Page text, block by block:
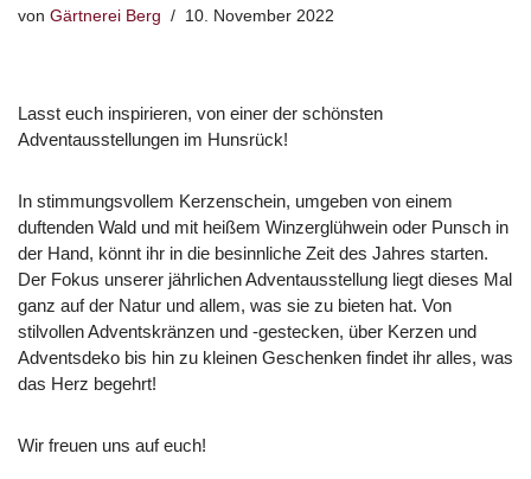
von Gärtnerei Berg 10. November 2022
Lasst euch inspirieren, von einer der schönsten
Adventausstellungen im Hunsrück!
In stimmungsvollem Kerzenschein, umgeben von einem
duftenden Wald und mit heißem Winzerglühwein oder Punsch in
der Hand, könnt ihr in die besinnliche Zeit des Jahres starten.
Der Fokus unserer jährlichen Adventausstellung liegt dieses Mal
ganz auf der Natur und allem, was sie zu bieten hat. Von
stilvollen Adventskränzen und -gestecken, über Kerzen und
Adventsdeko bis hin zu kleinen Geschenken findet ihr alles, was
das Herz begehrt!
Wir freuen uns auf euch!